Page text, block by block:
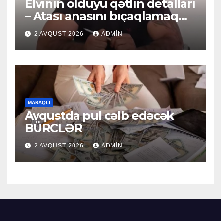
Elvinin öldüyü qətlin detalları
– Atası anasını bıçaqlamaq
istəyirmiş
2 AVQUST 2026 ADMIN
MARAQLI
Avqustda pul cəlb edəcək
BÜRCLƏR
2 AVQUST 2026 ADMIN